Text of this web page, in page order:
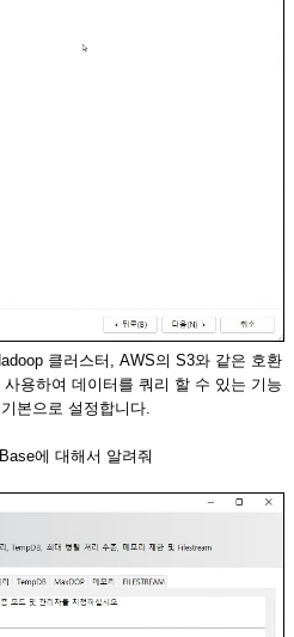
클러스터, AWS의 S3와 같은 호환
용하여 데이터를 쿼리 할 수 있는 기능
본으로 설정합니다.
에 대해서 알려줘